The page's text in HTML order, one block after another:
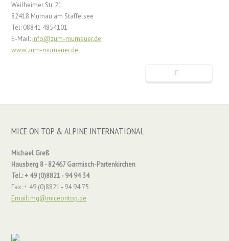
Weilheimer Str. 21
82418 Murnau am Staffelsee
Tel: 08841 4854101
E-Mail: info@zum-murnauer.de
www.zum-murnauer.de
MICE ON TOP & ALPINE INTERNATIONAL
Michael Greß
Hausberg 8 - 82467 Garmisch-Partenkirchen
Tel.: + 49 (0)8821 - 94 94 34
Fax: + 49 (0)8821 - 94 94 75
Email: mg@miceontop.de